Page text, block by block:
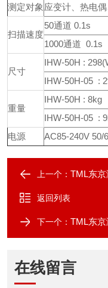
测定对象 应变计、热电偶
扫描速度
50通道 0.1s
1000通道 0.1s
尺寸
IHW-50H :
IHW-50H-05 :
重量
IHW-50H : 8kg
IHW-50H-05 :
电源
AC85-240V 50/
上一个： TML东京
返回列表
下一个： TML东京
在线留言